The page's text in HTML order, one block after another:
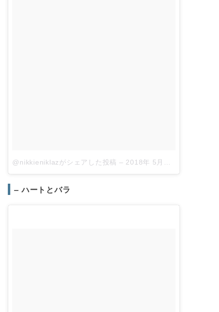
@nikkieniklazがシェアした投稿 – 2018年 5月月24日午前7時17分PDT
– ハートとバラ